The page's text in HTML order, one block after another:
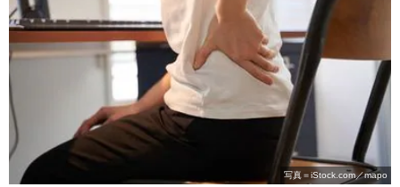
写真＝iStock.com／mapo